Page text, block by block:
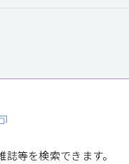
等を検索できます。